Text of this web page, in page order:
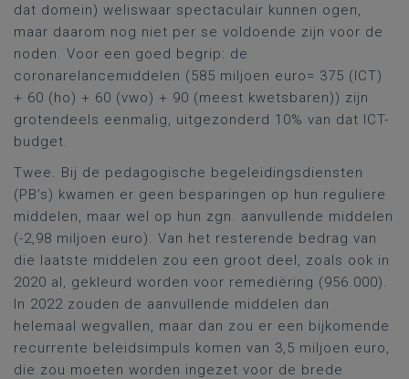
dat domein) weliswaar spectaculair kunnen ogen,
maar daarom nog niet per se voldoende zijn voor de
noden. Voor een goed begrip: de
coronarelancemiddelen (585 miljoen euro= 375 (ICT)
+ 60 (ho) + 60 (vwo) + 90 (meest kwetsbaren)) zijn
grotendeels eenmalig, uitgezonderd 10% van dat ICT-
budget.
Twee. Bij de pedagogische begeleidingsdiensten
(PB’s) kwamen er geen besparingen op hun reguliere
middelen, maar wel op hun zgn. aanvullende middelen
(-2,98 miljoen euro). Van het resterende bedrag van
die laatste middelen zou een groot deel, zoals ook in
2020 al, gekleurd worden voor remediëring (956.000).
In 2022 zouden de aanvullende middelen dan
helemaal wegvallen, maar dan zou er een bijkomende
recurrente beleidsimpuls komen van 3,5 miljoen euro,
die zou moeten worden ingezet voor de brede